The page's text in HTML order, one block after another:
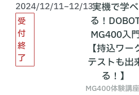
2024/12/11~12/13
受
付
終
了
実機で学べ
る！
MG400入
【持込ワー
テストも出
る！】
MG400体験講座